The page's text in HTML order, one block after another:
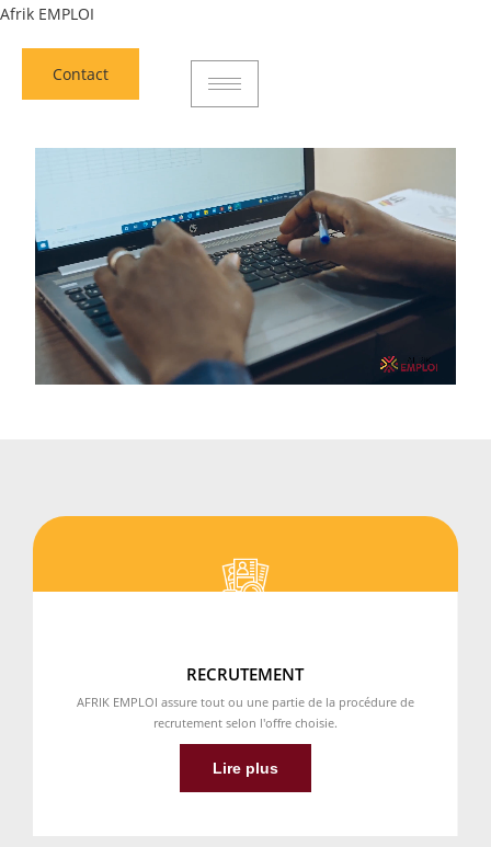
Aller
contenu
Afrik EMPLOI
Contact
Contact
RECRUTEMENT
AFRIK EMPLOI assure tout ou une partie de la procédure de
recrutement selon l'offre choisie.
Lire plus